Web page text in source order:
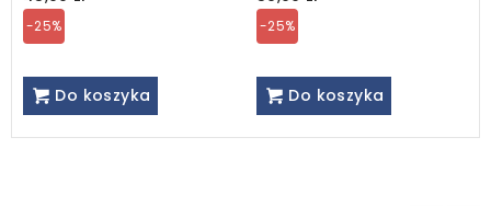
-25%
Do koszyka
-25%
Do koszyka